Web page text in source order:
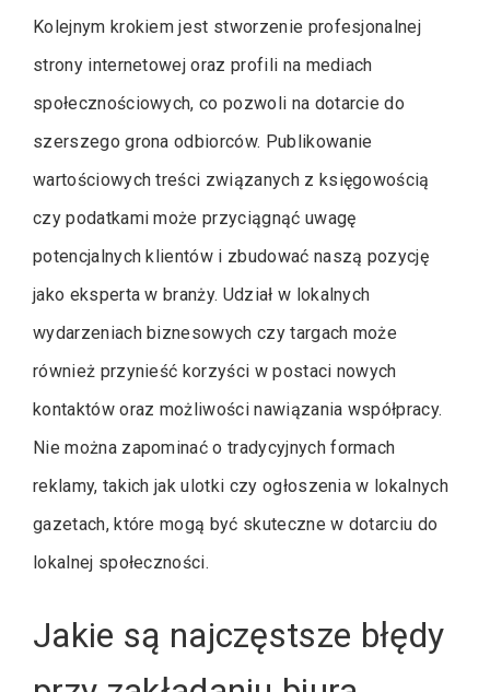
Kolejnym krokiem jest stworzenie profesjonalnej
strony internetowej oraz profili na mediach
społecznościowych, co pozwoli na dotarcie do
szerszego grona odbiorców. Publikowanie
wartościowych treści związanych z księgowością
czy podatkami może przyciągnąć uwagę
potencjalnych klientów i zbudować naszą pozycję
jako eksperta w branży. Udział w lokalnych
wydarzeniach biznesowych czy targach może
również przynieść korzyści w postaci nowych
kontaktów oraz możliwości nawiązania współpracy.
Nie można zapominać o tradycyjnych formach
reklamy, takich jak ulotki czy ogłoszenia w lokalnych
gazetach, które mogą być skuteczne w dotarciu do
lokalnej społeczności.
Jakie są najczęstsze błędy